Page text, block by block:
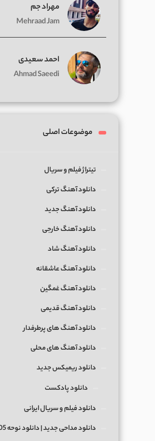
مهراد جم
Mehraad Jam
احمد سعیدی
Ahmad Saeedi
موضوعات اصلی
تیتراژ فیلم و سریال
دانلود آهنگ ترکی
دانلود آهنگ جدید
دانلود آهنگ خارجی
دانلود آهنگ شاد
دانلود آهنگ عاشقانه
دانلود آهنگ غمگین
دانلود آهنگ قدیمی
دانلود آهنگ های پرطرفدار
دانلود آهنگ های محلی
دانلود ریمیکس جدید
دانلود پادکست
دانلود فیلم و سریال ایرانی
دانلود مداحی جدید | دانلود نوحه 1405